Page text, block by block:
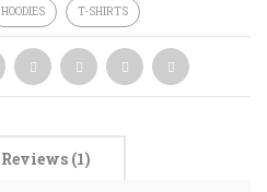
HOODIES T-SHIRTS
Reviews (1)